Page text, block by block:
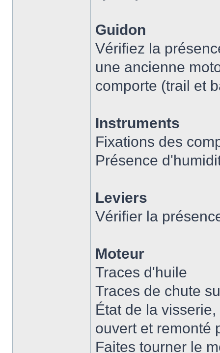
Guidon
Vérifiez la
une ancienne
comporte (trail et
Instruments
Fixations des
Présence
Leviers
Vérifier la
Moteur
Traces d'huile
Traces de chute
État de la
ouvert et remonté
Faites tourner le